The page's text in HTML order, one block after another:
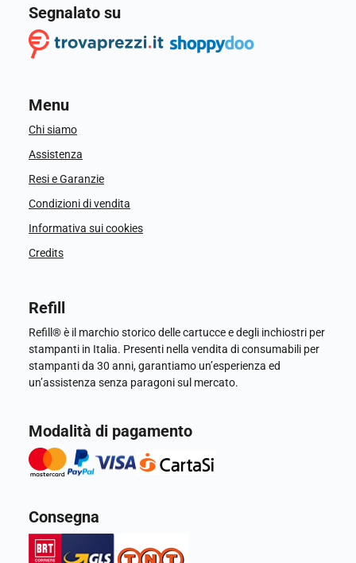
Segnalato su
Menu
Chi siamo
Assistenza
Resi e Garanzie
Condizioni di vendita
Informativa sui cookies
Credits
Refill
Refill® è il marchio storico delle cartucce e degli inchiostri per
stampanti in Italia. Presenti nella vendita di consumabili per
stampanti da 30 anni, garantiamo un’esperienza ed
un’assistenza senza paragoni sul mercato.
Modalità di pagamento
Consegna